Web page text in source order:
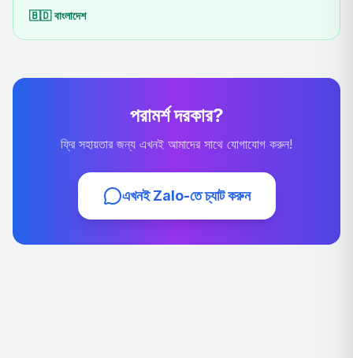
🇧🇩 বাংলাদেশ
পরামর্শ দরকার?
ফ্রি সহায়তার জন্য এখনই আমাদের সাথে যোগাযোগ করুন!
এখনই Zalo-তে চ্যাট করুন